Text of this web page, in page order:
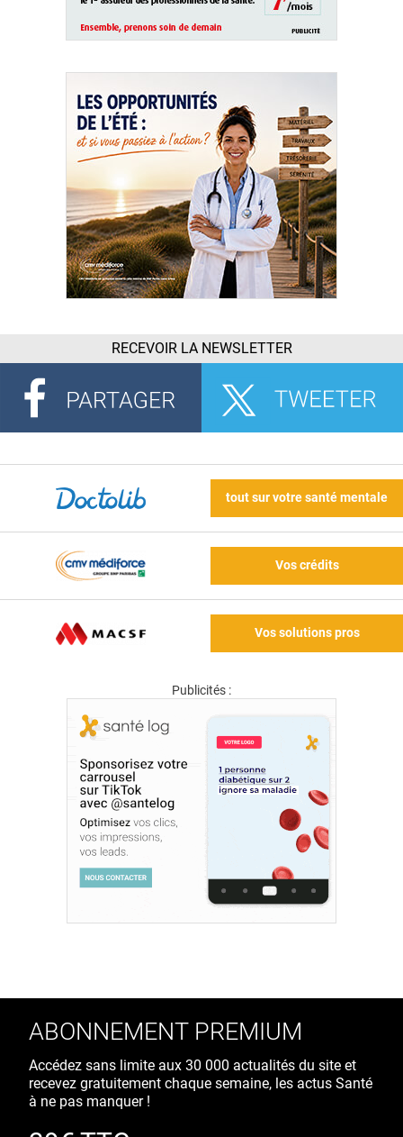
RECEVOIR LA NEWSLETTER
tout sur votre santé mentale
Vos crédits
Vos solutions pros
Publicités :
ABONNEMENT PREMIUM
Accédez sans limite aux 30 000 actualités du site et
recevez gratuitement chaque semaine, les actus Santé
à ne pas manquer !